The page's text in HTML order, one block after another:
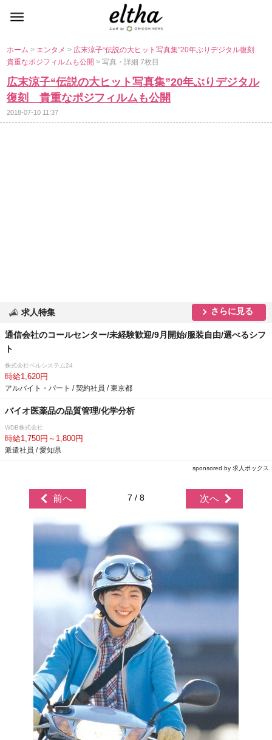
ホーム> エンタメ> 広末涼子“伝説の大ヒット写真集”20年ぶりデジタル復刻
貴重なポジフィルムも公開> 写真・詳細 7枚目
広末涼子“伝説の大ヒット写真集”20年ぶりデジタル
復刻 貴重なポジフィルムも公開
2018-07-10 11:37
求人特集 さらに見る
通信会社のコールセンター/未経験歓迎/9月開始/服装自由/選べるシフ
ト
株式会社ベルシステム24
時給1,620円
アルバイト・パート / 契約社員 / 東京都
バイオ医薬品の品質管理/化学分析
WDB株式会社
時給1,750円～1,800円
派遣社員 / 愛知県
sponsored by 求人ボックス
前へ 7 / 8 次へ